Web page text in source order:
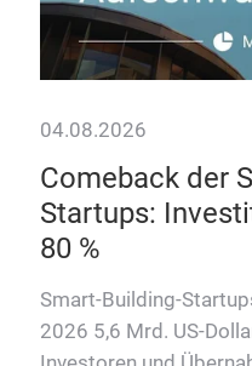
04.08.2026
Comeback der
Startups:
80 %
Smart-Building-
2026 5,6 Mrd. US-